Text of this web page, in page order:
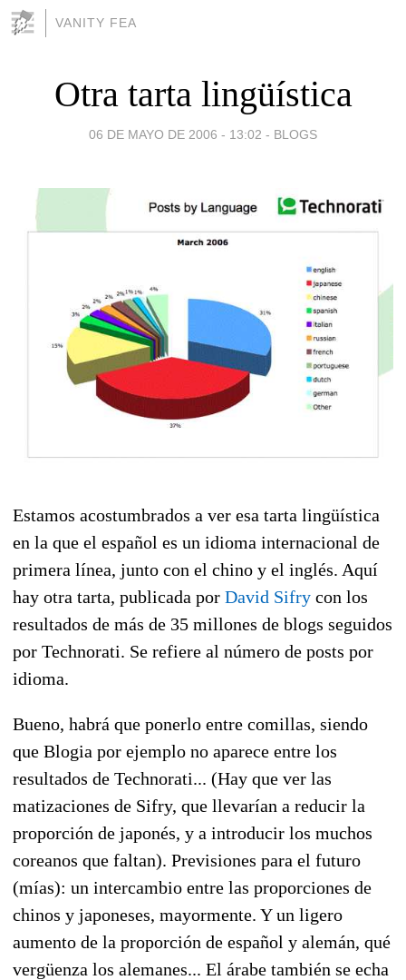
VANITY FEA
Otra tarta lingüística
06 DE MAYO DE 2006 - 13:02 - BLOGS
Estamos acostumbrados a ver esa tarta lingüística
en la que el español es un idioma internacional de
primera línea, junto con el chino y el inglés. Aquí
hay otra tarta, publicada por David Sifry con los
resultados de más de 35 millones de blogs seguidos
por Technorati. Se refiere al número de posts por
idioma.
Bueno, habrá que ponerlo entre comillas, siendo
que Blogia por ejemplo no aparece entre los
resultados de Technorati... (Hay que ver las
matizaciones de Sifry, que llevarían a reducir la
proporción de japonés, y a introducir los muchos
coreanos que faltan). Previsiones para el futuro
(mías): un intercambio entre las proporciones de
chinos y japoneses, mayormente. Y un ligero
aumento de la proporción de español y alemán, qué
vergüenza los alemanes... El árabe también se echa